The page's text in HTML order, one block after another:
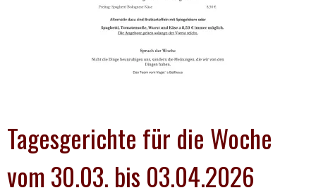
Tagesgerichte für die Woche
vom 30.03. bis 03.04.2026